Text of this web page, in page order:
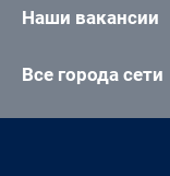
Наши вакансии
Все города сети